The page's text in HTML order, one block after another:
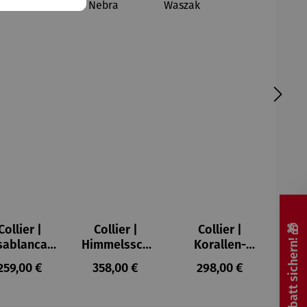
|
–
Petra
Preis:
€
Collier |
Himmelssch
eibe von
Nebra
Regulärer Preis:
358,00 €
Collier |
Korallen-
Pektoral –
Petra Waszak
Regulärer Preis:
298,00 € 🎁 Rabatt sichern! 🎁